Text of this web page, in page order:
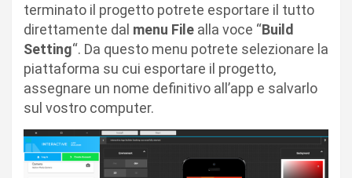
terminato il progetto potrete esportare il tutto
direttamente dal menu File alla voce “Build
Setting“. Da questo menu potrete selezionare la
piattaforma su cui esportare il progetto,
assegnare un nome definitivo all’app e salvarlo
sul vostro computer.